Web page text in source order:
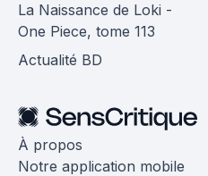
La Naissance de Loki -
One Piece, tome 113
Actualité BD
À propos
Notre application mobile